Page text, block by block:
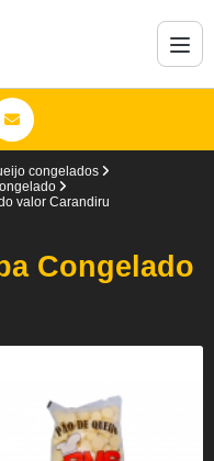
congelados
valor Carandiru
Congelado